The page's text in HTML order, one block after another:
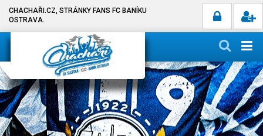
CHACHAŘI.CZ, STRÁNKY FANS FC BANÍKU
OSTRAVA.